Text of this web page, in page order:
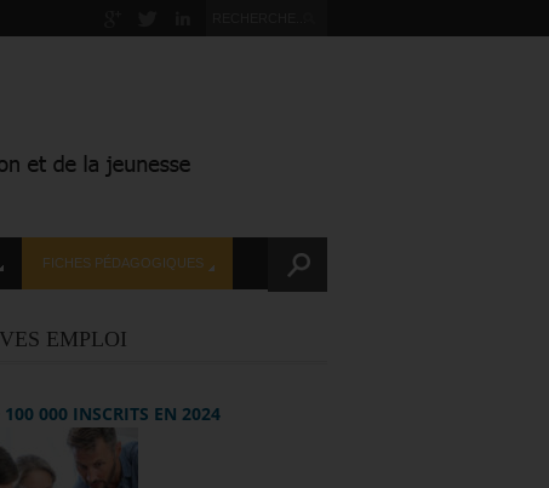
FICHES PÉDAGOGIQUES
EMPLOI
100 000 INSCRITS EN 2024